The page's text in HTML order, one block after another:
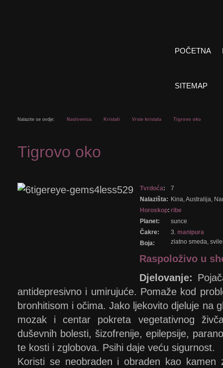
POČETNA
SITEMAP
Nalazite se ovdje: Naslovnica Kristali Vrste kristala Tigrovo oko
Tigrovo oko
Tvrdoća:
7
Nalazišta: Kina, Australija,
Horoskop: ribe
Planet:
sunce
Čakre:
3. manipura
Boja:
zlatno smeda,
Raspoloživo u
Djelovanje:
antidepresivno i umirujuće. Pomaže kod
bronhitisom i očima. Jako ljekovito djeluje na
mozak i centar pokreta vegetativnog
duševnih bolesti, šizofrenije, epilepsije,
te kosti i zglobova. Psihi daje veću sigurnost.
Koristi se neobraden i obraden kao kamen